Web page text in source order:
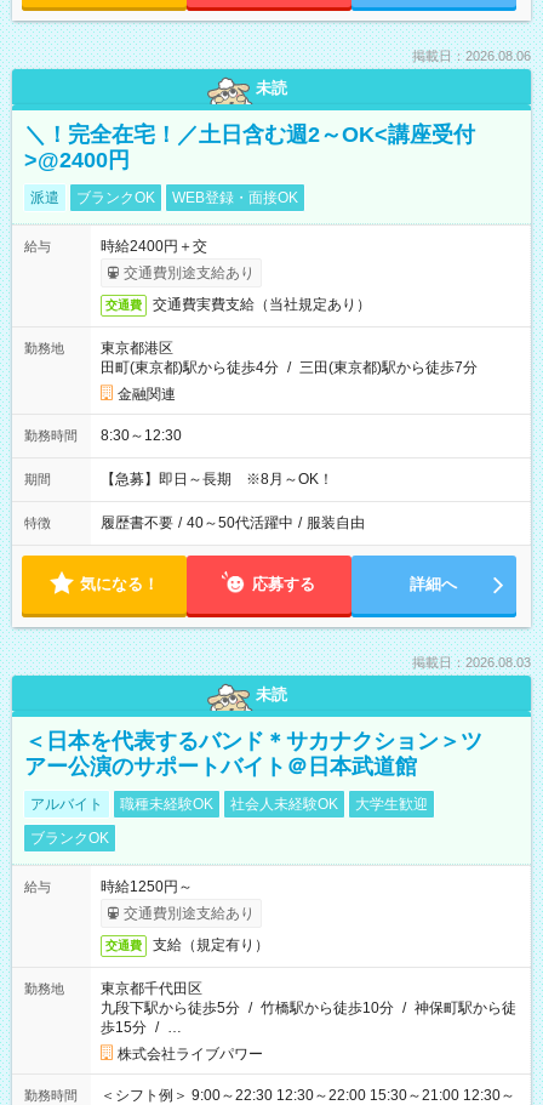
掲載日：2026.08.06
未読
＼！完全在宅！／土日含む週2～OK<講座受付
>@2400円
派遣 ブランクOK WEB登録・面接OK
給与
時給2400円＋交
交通費別途支給あり
交通費 交通費実費支給（当社規定あり）
勤務地
東京都港区
田町(東京都)駅から徒歩4分 / 三田(東京都)駅から徒歩7分
金融関連
勤務時間 8:30～12:30
期間 【急募】即日～長期 ※8月～OK！
特徴 履歴書不要 / 40～50代活躍中 / 服装自由
気になる！ 応募する 詳細へ
掲載日：2026.08.03
未読
＜日本を代表するバンド＊サカナクション＞ツ
アー公演のサポートバイト＠日本武道館
アルバイト 職種未経験OK 社会人未経験OK
大学生歓迎
ブランクOK
給与
時給1250円～
交通費別途支給あり
交通費 支給（規定有り）
勤務地
東京都千代田区
九段下駅から徒歩5分 / 竹橋駅から徒歩10分 / 神保町駅から徒
歩15分 / …
株式会社ライブパワー
勤務時間
＜シフト例＞ 9:00～22:30 12:30～22:00 15:30～21:00 12:30～